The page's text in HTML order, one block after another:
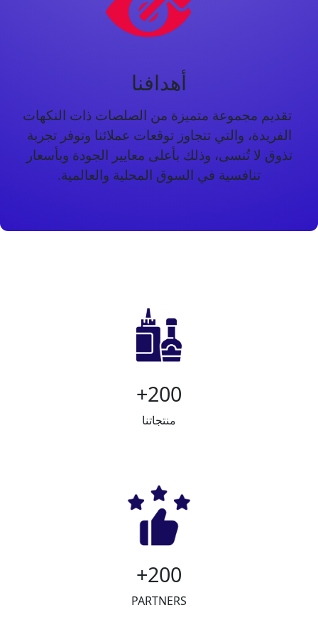
أهدافنا
تقديم مجموعة متميزة من الصلصات ذات النكهات
الفريدة، والتي تتجاوز توقعات عملائنا وتوفر تجربة
تذوق لا تُنسى، وذلك بأعلى معايير الجودة وبأسعار
تنافسية في السوق المحلية والعالمية.
200+
منتجاتنا
200+
PARTNERS